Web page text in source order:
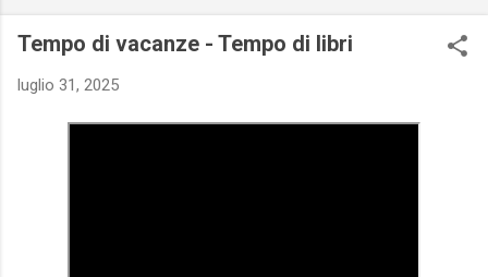
Tempo di vacanze - Tempo di libri
luglio 31, 2025